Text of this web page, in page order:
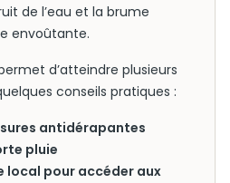
de l’eau et la brume
envoûtante.
d’atteindre plusieurs
conseils pratiques :
antidérapantes
pluie
local pour accéder aux